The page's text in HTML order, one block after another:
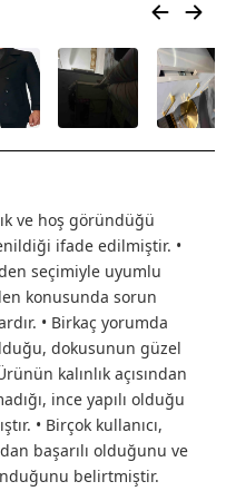
ve hoş göründüğü
ifade edilmiştir. •
seçimiyle uyumlu
konusunda sorun
• Birkaç yorumda
dokusunun güzel
kalınlık açısından
ince yapılı olduğu
• Birçok kullanıcı,
başarılı olduğunu ve
belirtmiştir.